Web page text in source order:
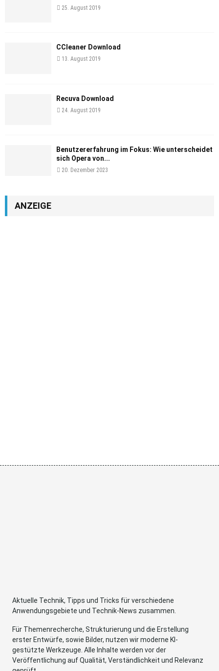
25. August 2019
CCleaner Download
13. August 2019
Recuva Download
24. August 2019
Benutzererfahrung im Fokus: Wie unterscheidet
sich Opera von...
20. Dezember 2023
ANZEIGE
Aktuelle Technik, Tipps und Tricks für verschiedene
Anwendungsgebiete und Technik-News zusammen.
Für Themenrecherche, Strukturierung und die Erstellung
erster Entwürfe, sowie Bilder, nutzen wir moderne KI-
gestützte Werkzeuge. Alle Inhalte werden vor der
Veröffentlichung auf Qualität, Verständlichkeit und Relevanz